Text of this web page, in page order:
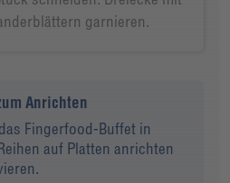
garnieren.
Anrichten
Fingerfood-Buffet in
auf Platten anrichten